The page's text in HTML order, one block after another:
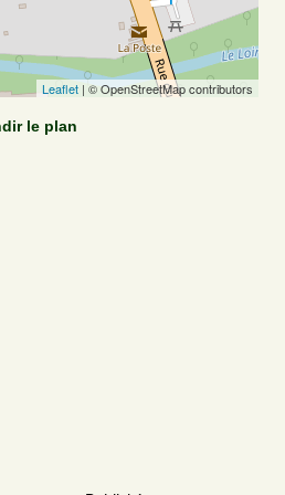
Leaflet | © OpenStreetMap contributors
le plan